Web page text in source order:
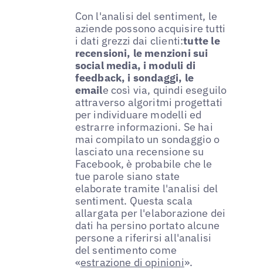
Con l'analisi del sentiment, le
aziende possono acquisire tutti
i dati grezzi dai clienti:tutte le
recensioni, le menzioni sui
social media, i moduli di
feedback, i sondaggi, le
emaile così via, quindi eseguilo
attraverso algoritmi progettati
per individuare modelli ed
estrarre informazioni. Se hai
mai compilato un sondaggio o
lasciato una recensione su
Facebook, è probabile che le
tue parole siano state
elaborate tramite l'analisi del
sentiment. Questa scala
allargata per l'elaborazione dei
dati ha persino portato alcune
persone a riferirsi all'analisi
del sentimento come
«estrazione di opinioni».